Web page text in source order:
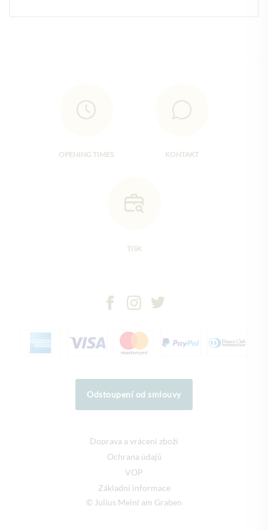
OPENING TIMES KONTAKT
TISK
Odstoupení od smlouvy
Doprava a vrácení zboží
Ochrana údajů
VOP
Základní informace
© Julius Meinl am Graben